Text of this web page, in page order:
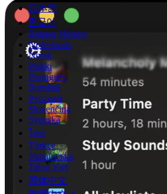
日本語
한국어
Bahasa Melayu
Nederlands
Norsk
Polski
Português
Română
Русский
Slovenčina
Svenska
ไทย
Türkçe
Українська
Tiếng Việt
简体中文